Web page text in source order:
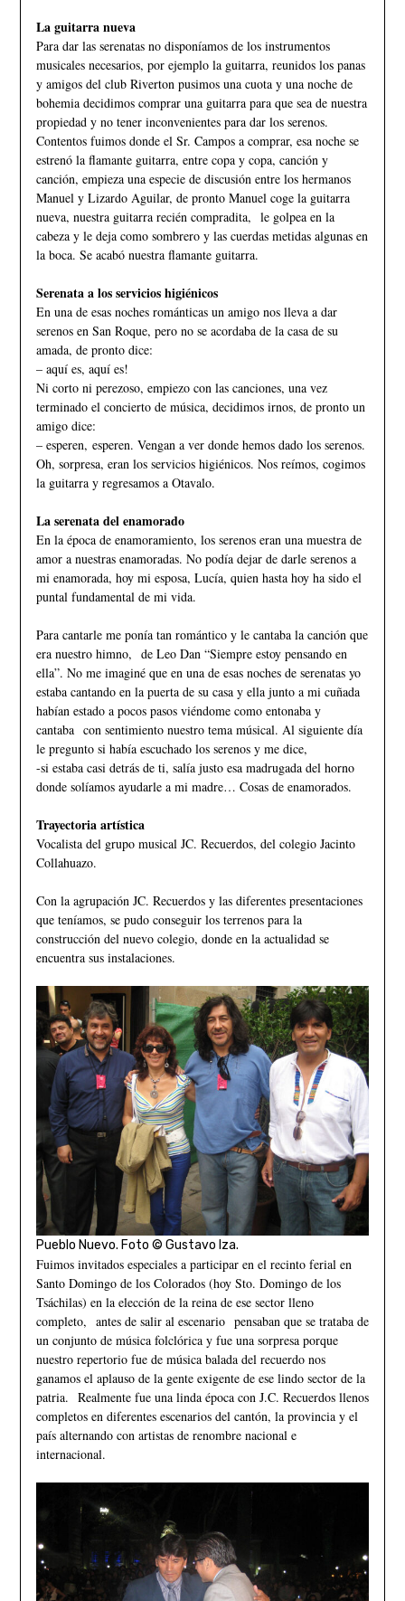
La guitarra nueva
Para dar las serenatas no disponíamos de los instrumentos
musicales necesarios, por ejemplo la guitarra, reunidos los panas
y amigos del club Riverton pusimos una cuota y una noche de
bohemia decidimos comprar una guitarra para que sea de nuestra
propiedad y no tener inconvenientes para dar los serenos.
Contentos fuimos donde el Sr. Campos a comprar, esa noche se
estrenó la flamante guitarra, entre copa y copa, canción y
canción, empieza una especie de discusión entre los hermanos
Manuel y Lizardo Aguilar, de pronto Manuel coge la guitarra
nueva, nuestra guitarra recién compradita, le golpea en la
cabeza y le deja como sombrero y las cuerdas metidas algunas en
la boca. Se acabó nuestra flamante guitarra.
Serenata a los servicios higiénicos
En una de esas noches románticas un amigo nos lleva a dar
serenos en San Roque, pero no se acordaba de la casa de su
amada, de pronto dice:
– aquí es, aquí es!
Ni corto ni perezoso, empiezo con las canciones, una vez
terminado el concierto de música, decidimos irnos, de pronto un
amigo dice:
– esperen, esperen. Vengan a ver donde hemos dado los serenos.
Oh, sorpresa, eran los servicios higiénicos. Nos reímos, cogimos
la guitarra y regresamos a Otavalo.
La serenata del enamorado
En la época de enamoramiento, los serenos eran una muestra de
amor a nuestras enamoradas. No podía dejar de darle serenos a
mi enamorada, hoy mi esposa, Lucía, quien hasta hoy ha sido el
puntal fundamental de mi vida.
Para cantarle me ponía tan romántico y le cantaba la canción que
era nuestro himno, de Leo Dan “Siempre estoy pensando en
ella”. No me imaginé que en una de esas noches de serenatas yo
estaba cantando en la puerta de su casa y ella junto a mi cuñada
habían estado a pocos pasos viéndome como entonaba y
cantaba con sentimiento nuestro tema músical. Al siguiente día
le pregunto si había escuchado los serenos y me dice,
-si estaba casi detrás de ti, salía justo esa madrugada del horno
donde solíamos ayudarle a mi madre… Cosas de enamorados.
Trayectoria artística
Vocalista del grupo musical JC. Recuerdos, del colegio Jacinto
Collahuazo.
Con la agrupación JC. Recuerdos y las diferentes presentaciones
que teníamos, se pudo conseguir los terrenos para la
construcción del nuevo colegio, donde en la actualidad se
encuentra sus instalaciones.
Pueblo Nuevo. Foto © Gustavo Iza.
Fuimos invitados especiales a participar en el recinto ferial en
Santo Domingo de los Colorados (hoy Sto. Domingo de los
Tsáchilas) en la elección de la reina de ese sector lleno
completo, antes de salir al escenario pensaban que se trataba de
un conjunto de música folclórica y fue una sorpresa porque
nuestro repertorio fue de música balada del recuerdo nos
ganamos el aplauso de la gente exigente de ese lindo sector de la
patria. Realmente fue una linda época con J.C. Recuerdos llenos
completos en diferentes escenarios del cantón, la provincia y el
país alternando con artistas de renombre nacional e
internacional.